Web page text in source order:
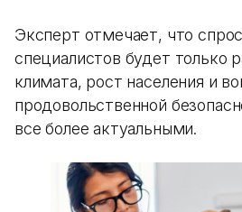
Эксперт отмечает, что
специалистов будет только
климата, рост населения и
продовольственной
все более актуальными.